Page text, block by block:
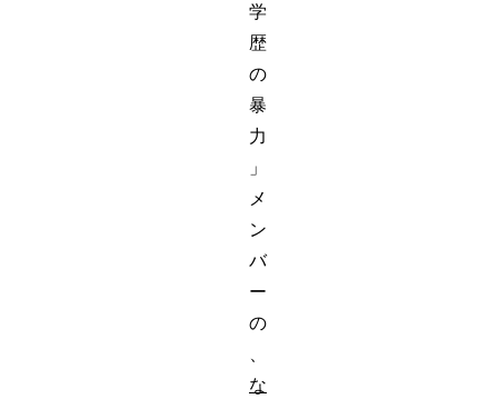
学
歴
の
暴
力
」
メ
ン
バ
ー
の
な